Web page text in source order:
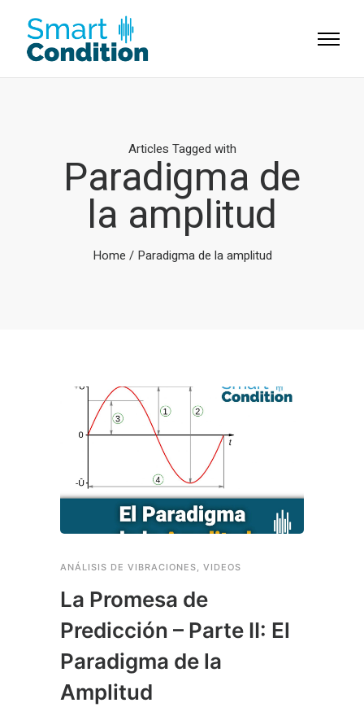
Articles Tagged with
Paradigma de
la amplitud
Home / Paradigma de la amplitud
ANÁLISIS DE VIBRACIONES, VIDEOS
La Promesa de
Predicción – Parte II: El
Paradigma de la
Amplitud